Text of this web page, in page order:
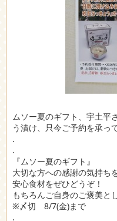
ムソー夏のギフト、宇土平
う漬け、只今ご予約を承っ
.
.
『ムソー夏のギフト』
大切な方への感謝の気持ち
安心食材をぜひどうぞ！
もちろんご自身のご褒美と
※〆切 8/7(金)まで
.